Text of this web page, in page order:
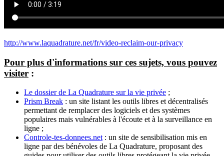
http://www.laquadrature.net/fr/video-reclaim-our-privacy
Pour plus d'informations sur ces sujets, vous pouvez
visiter :
Le dossier de La Quadrature sur la vie privée ;
Prism Break : un site listant les outils libres et décentralisés
permettant de remplacer des logiciels et des systèmes
populaires mais vulnérables à l'écoute et à la surveillance en
ligne ;
Controle-tes-donnees.net : un site de sensibilisation mis en
ligne par des bénévoles de La Quadrature, proposant des